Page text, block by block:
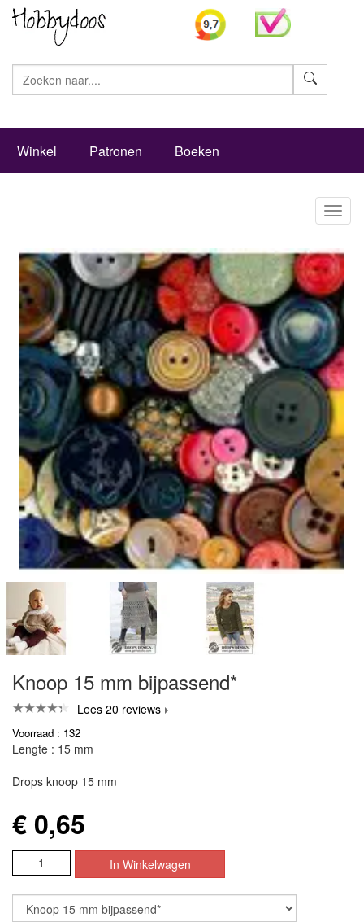
Winkel Patronen Boeken
Knoop 15 mm bijpassend*
Lees 20 reviews
Voorraad : 132
Lengte : 15 mm
Drops knoop 15 mm
€ 0,65